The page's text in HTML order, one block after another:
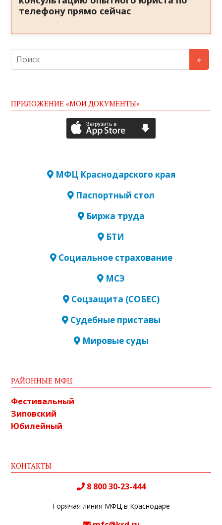
телефону прямо сейчас
ПРИЛОЖЕНИЕ «МОИ ДОКУМЕНТЫ»
МФЦ Краснодарского края
Паспортный стол
Биржа труда
БТИ
Социальное страхование
МСЭ
Соцзащита (СОБЕС)
Судебные приставы
Мировые суды
РАЙОННЫЕ МФЦ
Фестивальный
Зиповский
Юбилейный
КОНТАКТЫ
8 800 30-23-444
Горячая линия МФЦ в Краснодаре